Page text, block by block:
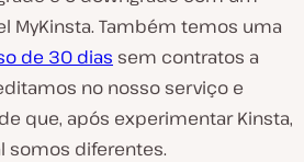
MyKinsta. Também temos uma
de 30 dias sem contratos a
no nosso serviço e
que, após experimentar Kinsta,
somos diferentes.